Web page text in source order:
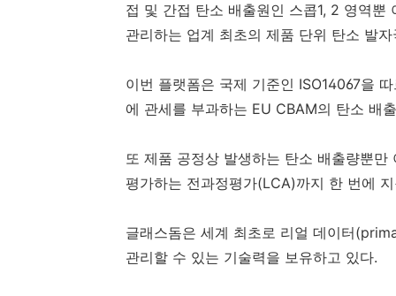
접 및 간접 탄소 배출원인 스콥1, 2 영역
관리하는 업계 최초의 제품 단위 탄소 발
이번 플랫폼은 국제 기준인 ISO14067을
에 관세를 부과하는 EU CBAM의 탄소 배
또 제품 공정상 발생하는 탄소 배출량뿐
평가하는 전과정평가(LCA)까지 한 번에
글래스돔은 세계 최초로 리얼 데이터
관리할 수 있는 기술력을 보유하고 있다.